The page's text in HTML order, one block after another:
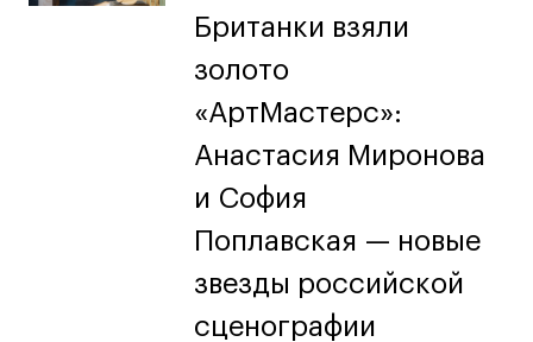
Британки взяли
золото
«АртМастерс»:
Анастасия Миронова
и София
Поплавская — новые
звезды российской
сценографии